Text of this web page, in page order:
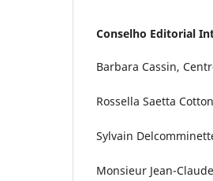
Conselho Editorial
Barbara Cassin,
Rossella Saetta
Sylvain
Monsieur Jean-